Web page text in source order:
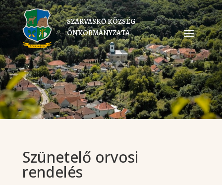
SZARVASKŐ KÖZSÉG
ÖNKORMÁNYZATA
Szünetelő orvosi
rendelés